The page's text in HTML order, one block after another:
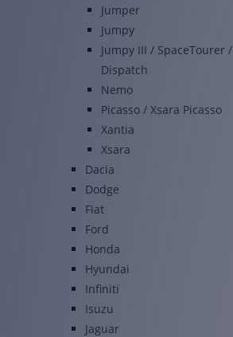
Jumper
Jumpy
Jumpy III / SpaceTourer /
Dispatch
Nemo
Picasso / Xsara Picasso
Xantia
Xsara
Dacia
Dodge
Fiat
Ford
Honda
Hyundai
Infiniti
Isuzu
Jaguar